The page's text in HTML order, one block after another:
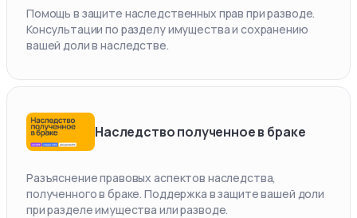
Помощь в защите наследственных прав при разводе.
Консультации по разделу имущества и сохранению
вашей доли в наследстве.
Наследство полученное в браке
Разъяснение правовых аспектов наследства,
полученного в браке. Поддержка в защите вашей доли
при разделе имущества или разводе.